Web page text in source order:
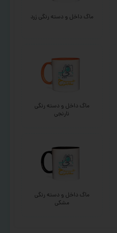
ماگ داخل و دسته رنگی زرد
ماگ داخل و دسته رنگی
نارنجی
ماگ داخل و دسته رنگی
مشکی